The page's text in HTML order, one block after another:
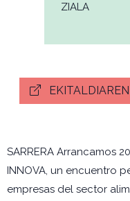
ZIALA
SARRERA Arrancamos
INNOVA, un encuentro
empresas del sector